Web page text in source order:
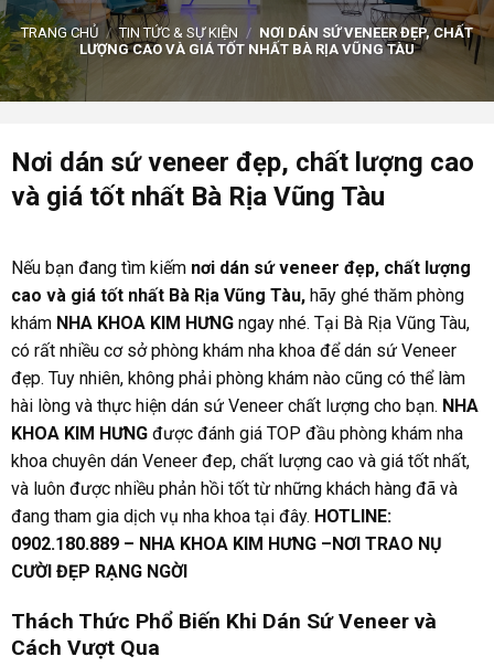
TRANG CHỦ / TIN TỨC & SỰ KIỆN / NƠI DÁN SỨ VENEER ĐẸP, CHẤT
LƯỢNG CAO VÀ GIÁ TỐT NHẤT BÀ RỊA VŨNG TÀU
Nơi dán sứ veneer đẹp, chất lượng cao
và giá tốt nhất Bà Rịa Vũng Tàu
Nếu bạn đang tìm kiếm nơi dán sứ veneer đẹp, chất lượng
cao và giá tốt nhất Bà Rịa Vũng Tàu, hãy ghé thăm phòng
khámNHA KHOA KIM HƯNG ngay nhé. Tại Bà Rịa Vũng Tàu,
có rất nhiều cơ sở phòng khám nha khoa để dán sứ Veneer
đẹp. Tuy nhiên, không phải phòng khám nào cũng có thể làm
hài lòng và thực hiện dán sứ Veneer chất lượng cho bạn. NHA
KHOA KIM HƯNGđược đánh giá TOP đầu phòng khám nha
khoa chuyên dán Veneer đep, chất lượng cao và giá tốt nhất,
và luôn được nhiều phản hồi tốt từ những khách hàng đã và
đang tham gia dịch vụ nha khoa tại đây. HOTLINE:
0902.180.889 – NHA KHOA KIM HƯNG –NƠI TRAO NỤ
CƯỜI ĐẸP RẠNG NGỜI
Thách Thức Phổ Biến Khi Dán Sứ Veneer và
Cách Vượt Qua